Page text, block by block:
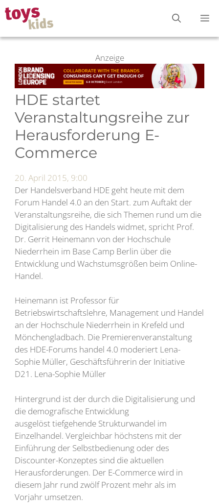
Zum
Inhalt
springen
Anzeige
HDE startet
Veranstaltungsreihe zur
Herausforderung E-
Commerce
20. April 2015, 9:00
Der Handelsverband HDE geht heute mit dem
Forum Handel 4.0 an den Start. zum Auftakt der
Veranstaltungsreihe, die sich Themen rund um die
Digitalisierung des Handels widmet, spricht Prof.
Dr. Gerrit Heinemann von der Hochschule
Niederrhein im Base Camp Berlin über die
Entwicklung und Wachstumsgrößen beim Online-
Handel.
Heinemann ist Professor für
Betriebswirtschaftslehre, Management und Handel
an der Hochschule Niederrhein in Krefeld und
Mönchengladbach. Die Premierenveranstaltung
des HDE-Forums handel 4.0 moderiert Lena-
Sophie Müller, Geschäftsführerin der Initiative
D21. Lena-Sophie Müller
Hintergrund ist der durch die Digitalisierung und
die demografische Entwicklung
ausgelöst tiefgehende Strukturwandel im
Einzelhandel. Vergleichbar höchstens mit der
Einführung der Selbstbedienung oder des
Discounter-Konzeptes sind die aktuellen
Herausforderungen. Der E-Commerce wird in
diesem Jahr rund zwölf Prozent mehr als im
Vorjahr umsetzen.